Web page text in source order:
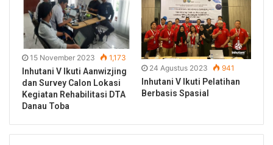
15 November 2023 1,173
Inhutani V Ikuti Aanwizjing
dan Survey Calon Lokasi
Kegiatan Rehabilitasi DTA
Danau Toba
24 Agustus 2023 941
Inhutani V Ikuti Pelatihan
Berbasis Spasial